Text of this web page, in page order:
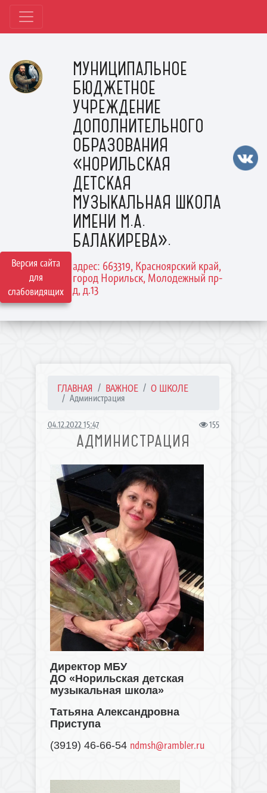
Версия сайта
для
слабовидящих
МУНИЦИПАЛЬНОЕ
БЮДЖЕТНОЕ
УЧРЕЖДЕНИЕ
ДОПОЛНИТЕЛЬНОГО
ОБРАЗОВАНИЯ
«НОРИЛЬСКАЯ
ДЕТСКАЯ
МУЗЫКАЛЬНАЯ ШКОЛА
ИМЕНИ М.А.
БАЛАКИРЕВА».
адрес: 663319, Красноярский край,
город Норильск, Молодежный пр-
д, д.13
ГЛАВНАЯ ВАЖНОЕ О ШКОЛЕ
Администрация
04.12.2022 15:47 155
АДМИНИСТРАЦИЯ
Директор МБУ
ДО «Норильская детская
музыкальная школа»
Татьяна Александровна
Приступа
(3919) 46-66-54 ndmsh@rambler.ru